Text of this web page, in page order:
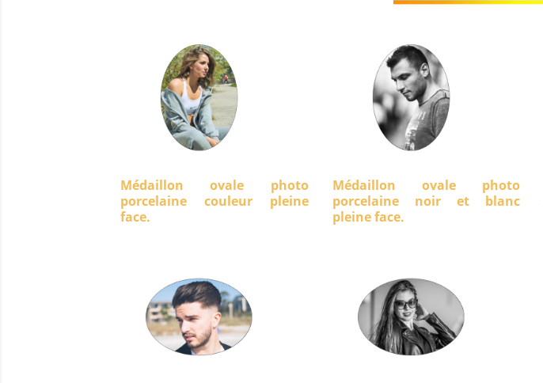
Médaillon ovale photo
porcelaine couleur pleine
face.
Médaillon ovale photo
porcelaine noir et blanc
pleine face.